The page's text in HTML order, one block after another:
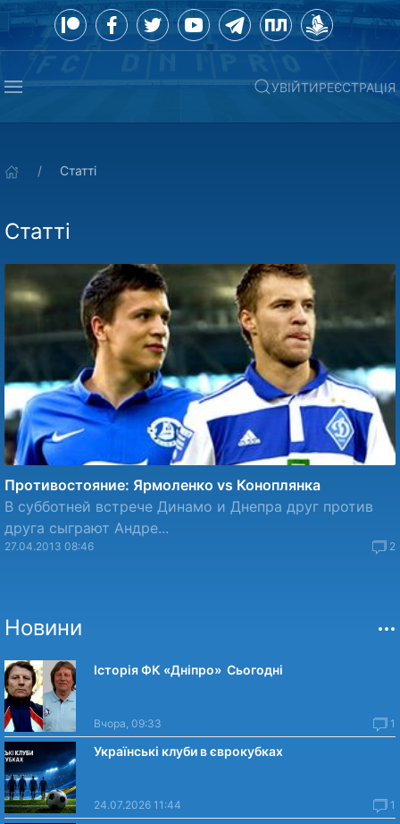
УВІЙТИРЕЄСТРАЦІЯ
Статті
Статті
Противостояние: Ярмоленко vs Коноплянка
В субботней встрече Динамо и Днепра друг против
друга сыграют Андре...
27.04.2013 08:46 2
Новини
Історія ФК «Дніпро» Сьогодні
Вчора, 09:33 1
Українські клуби в єврокубках
24.07.2026 11:44 1